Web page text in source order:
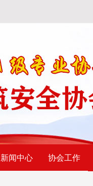
新闻中心 协会工作